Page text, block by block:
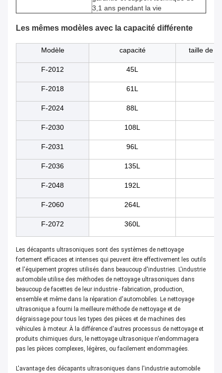
3,1 ans pendant la vie
Les mêmes modèles avec la capacité différente
Modèle capacité taille de
F-2012 45L
F-2018 61L
F-2024 88L
F-2030 108L
F-2031 96L
F-2036 135L
F-2048 192L
F-2060 264L
F-2072 360L
Les décapants ultrasoniques sont des systèmes de nettoyage
fortement efficaces et intenses qui peuvent être effectivement les outils
et l'équipement propres utilisés dans beaucoup d'industries. L'industrie
automobile utilise des méthodes de nettoyage ultrasoniques dans
beaucoup de facettes de leur industrie - fabrication, production,
ensemble et même dans la réparation d'automobiles. Le nettoyage
ultrasonique a fourni la meilleure méthode de nettoyage et de
dégraissage pour tous les types des pièces et de machines des
véhicules à moteur. À la différence d'autres processus de nettoyage et
produits chimiques durs, le nettoyage ultrasonique n'endommagera
pas les pièces complexes, légères, ou facilement endommagées.
L'avantage des décapants ultrasoniques dans l'industrie automobile